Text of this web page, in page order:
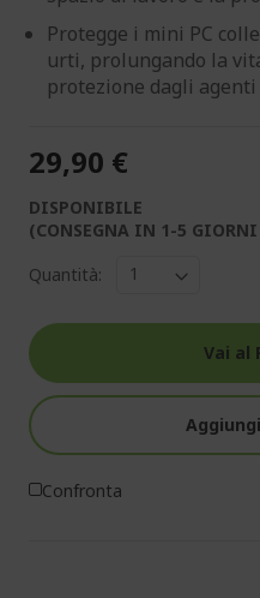
Protegge i mini PC
urti, prolungando la
protezione dagli
29,90 €
DISPONIBILE
(CONSEGNA IN 1-5
Quantità:
Vai al
Confronta